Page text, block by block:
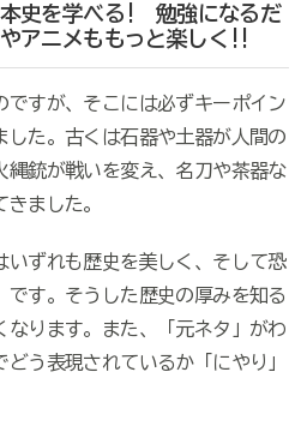
本史を学べる! 勉強になるだ
アニメももっと楽しく!!
すが、そこには必ずキーポイン
した。古くは石器や土器が人間の
縄銃が戦いを変え、名刀や茶器な
ました。
ずれも歴史を美しく、そして恐
です。そうした歴史の厚みを知る
なります。また、「元ネタ」がわ
う表現されているか「にやり」